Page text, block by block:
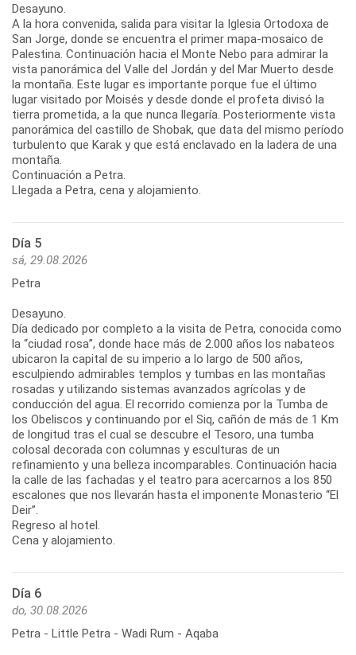
Desayuno.
A la hora convenida, salida para visitar la Iglesia Ortodoxa de
San Jorge, donde se encuentra el primer mapa-mosaico de
Palestina. Continuación hacia el Monte Nebo para admirar la
vista panorámica del Valle del Jordán y del Mar Muerto desde
la montaña. Este lugar es importante porque fue el último
lugar visitado por Moisés y desde donde el profeta divisó la
tierra prometida, a la que nunca llegaría. Posteriormente vista
panorámica del castillo de Shobak, que data del mismo período
turbulento que Karak y que está enclavado en la ladera de una
montaña.
Continuación a Petra.
Llegada a Petra, cena y alojamiento.
Día 5
sá, 29.08.2026
Petra
Desayuno.
Día dedicado por completo a la visita de Petra, conocida como
la “ciudad rosa”, donde hace más de 2.000 años los nabateos
ubicaron la capital de su imperio a lo largo de 500 años,
esculpiendo admirables templos y tumbas en las montañas
rosadas y utilizando sistemas avanzados agrícolas y de
conducción del agua. El recorrido comienza por la Tumba de
los Obeliscos y continuando por el Siq, cañón de más de 1 Km
de longitud tras el cual se descubre el Tesoro, una tumba
colosal decorada con columnas y esculturas de un
refinamiento y una belleza incomparables. Continuación hacia
la calle de las fachadas y el teatro para acercarnos a los 850
escalones que nos llevarán hasta el imponente Monasterio “El
Deir”.
Regreso al hotel.
Cena y alojamiento.
Día 6
do, 30.08.2026
Petra - Little Petra - Wadi Rum - Aqaba